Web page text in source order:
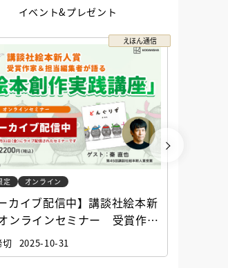
イベント&プレゼント
えほん通信
定 オンライン
ーカイブ配信中】講談社絵本新
ンラインセミナー 受賞作家
編集者が語る「絵本創作実践
切 2025-10-31